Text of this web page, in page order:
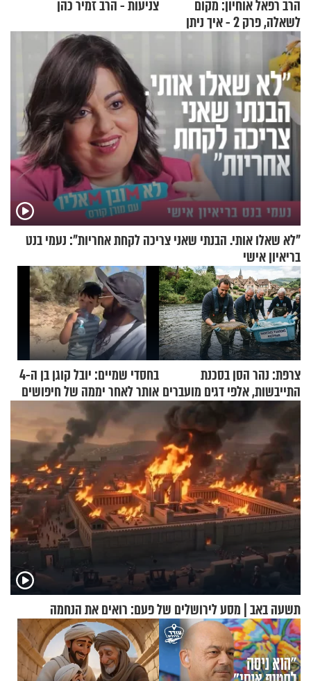
הרב רפאל אוחיון: מקום
לשאלה, פרק 2 - איך ניתן
להוכיח שהתורה משמיים?
צניעות - הרב זמיר כהן
"לא שאלו אותי. הבנתי שאני צריכה לקחת אחריות": נעמי בנט
בריאיון אישי
צרפת: נהר הסן בסכנת
התייבשות, אלפי דגים מועברים
במבצעי חילוץ
בחסדי שמיים: יובל קוגן בן ה-4
אותר לאחר יממה של חיפושים
תשעה באב | מסע לירושלים של פעם: רואים את הנחמה